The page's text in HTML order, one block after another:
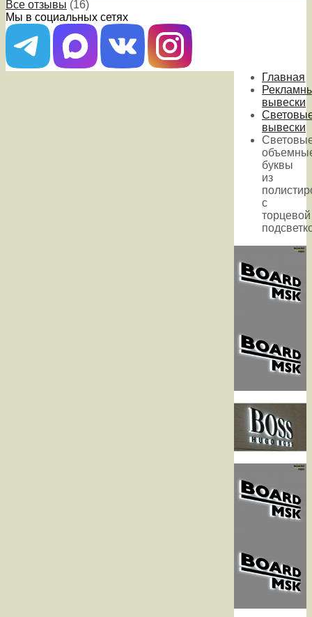
Все отзывы (16)
Мы в социальных сетях
Главная
вывески
вывески
буквы
из
с
торцевой